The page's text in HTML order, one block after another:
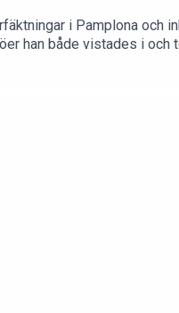
i Pamplona
han både vistades i
platser.Foto: Nils Käck.